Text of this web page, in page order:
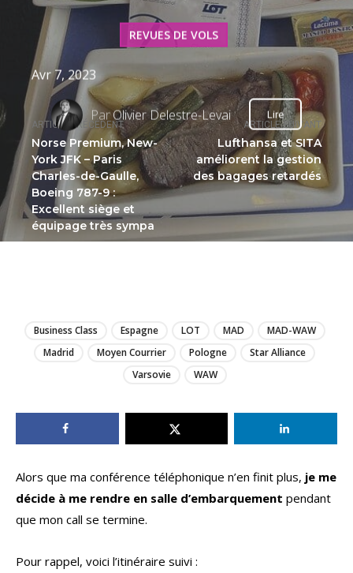
ARTICLE PRÉCÉDENT
Norse Premium, New-
York JFK – Paris
Charles-de-Gaulle,
Boeing 787-9 :
Excellent siège et
équipage très sympa
ARTICLE SUIVANT
Lufthansa et SITA
améliorent la gestion
des bagages retardés
REVUES DE VOLS
Avr 7, 2023
ParOlivier Delestre-Levai Lire
Business Class Espagne LOT MAD
MAD-WAW
Madrid
Moyen Courrier Pologne
Star Alliance
Varsovie
WAW
Alors que ma conférence téléphonique n’en finit plus, je me
décide à me rendre en salle d’embarquement pendant
que mon call se termine.
Pour rappel, voici l’itinéraire suivi :